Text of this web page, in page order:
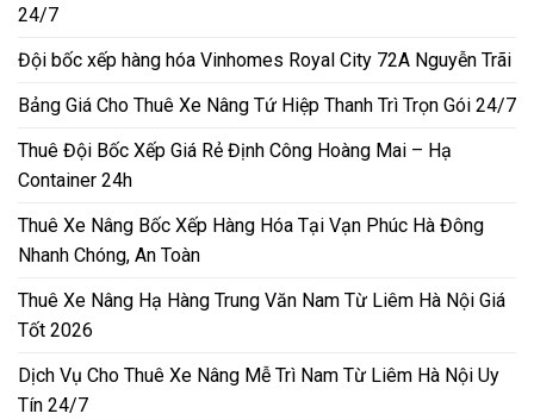
24/7
Đội bốc xếp hàng hóa Vinhomes Royal City 72A Nguyễn Trãi
Bảng Giá Cho Thuê Xe Nâng Tứ Hiệp Thanh Trì Trọn Gói 24/7
Thuê Đội Bốc Xếp Giá Rẻ Định Công Hoàng Mai – Hạ
Container 24h
Thuê Xe Nâng Bốc Xếp Hàng Hóa Tại Vạn Phúc Hà Đông
Nhanh Chóng, An Toàn
Thuê Xe Nâng Hạ Hàng Trung Văn Nam Từ Liêm Hà Nội Giá
Tốt 2026
Dịch Vụ Cho Thuê Xe Nâng Mễ Trì Nam Từ Liêm Hà Nội Uy
Tín 24/7